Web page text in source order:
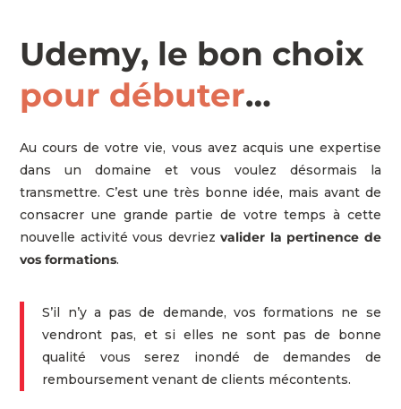
Udemy, le bon choix
pour débuter…
Au cours de votre vie, vous avez acquis une expertise
dans un domaine et vous voulez désormais la
transmettre. C’est une très bonne idée, mais avant de
consacrer une grande partie de votre temps à cette
nouvelle activité vous devriezvalider la pertinence de
vos formations.
S’il n’y a pas de demande, vos formations ne se
vendront pas, et si elles ne sont pas de bonne
qualité vous serez inondé de demandes de
remboursement venant de clients mécontents.